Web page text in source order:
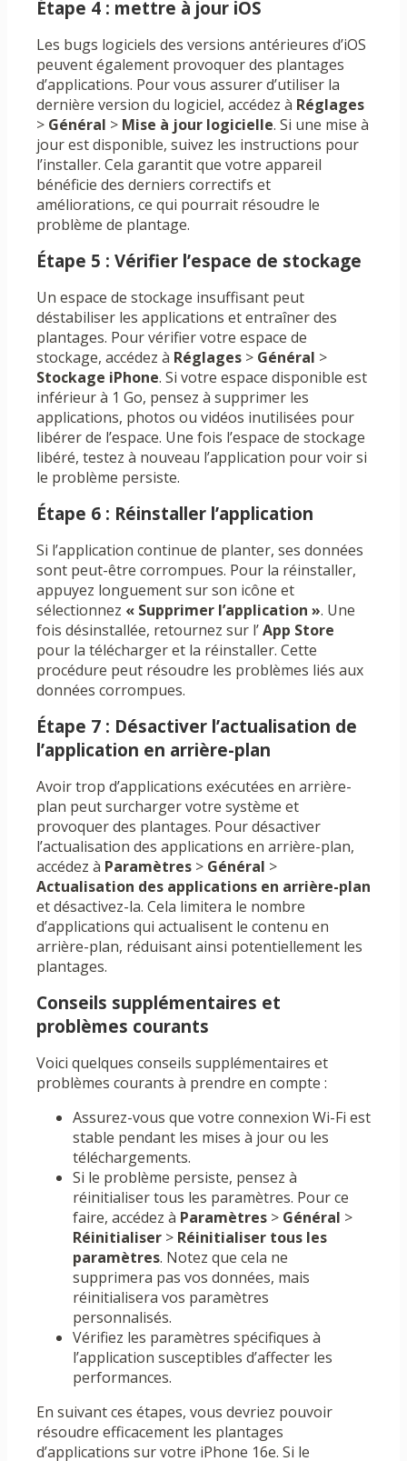
Étape 4 : mettre à jour iOS
Les bugs logiciels des versions antérieures d’iOS
peuvent également provoquer des plantages
d’applications. Pour vous assurer d’utiliser la
dernière version du logiciel, accédez à Réglages
> Général > Mise à jour logicielle. Si une mise à
jour est disponible, suivez les instructions pour
l’installer. Cela garantit que votre appareil
bénéficie des derniers correctifs et
améliorations, ce qui pourrait résoudre le
problème de plantage.
Étape 5 : Vérifier l’espace de stockage
Un espace de stockage insuffisant peut
déstabiliser les applications et entraîner des
plantages. Pour vérifier votre espace de
stockage, accédez à Réglages > Général >
Stockage iPhone. Si votre espace disponible est
inférieur à 1 Go, pensez à supprimer les
applications, photos ou vidéos inutilisées pour
libérer de l’espace. Une fois l’espace de stockage
libéré, testez à nouveau l’application pour voir si
le problème persiste.
Étape 6 : Réinstaller l’application
Si l’application continue de planter, ses données
sont peut-être corrompues. Pour la réinstaller,
appuyez longuement sur son icône et
sélectionnez « Supprimer l’application ». Une
fois désinstallée, retournez sur l’App Store
pour la télécharger et la réinstaller. Cette
procédure peut résoudre les problèmes liés aux
données corrompues.
Étape 7 : Désactiver l’actualisation de
l’application en arrière-plan
Avoir trop d’applications exécutées en arrière-
plan peut surcharger votre système et
provoquer des plantages. Pour désactiver
l’actualisation des applications en arrière-plan,
accédez à Paramètres > Général >
Actualisation des applications en arrière-plan
et désactivez-la. Cela limitera le nombre
d’applications qui actualisent le contenu en
arrière-plan, réduisant ainsi potentiellement les
plantages.
Conseils supplémentaires et
problèmes courants
Voici quelques conseils supplémentaires et
problèmes courants à prendre en compte :
Assurez-vous que votre connexion Wi-Fi est
stable pendant les mises à jour ou les
téléchargements.
Si le problème persiste, pensez à
réinitialiser tous les paramètres. Pour ce
faire, accédez à Paramètres > Général >
Réinitialiser > Réinitialiser tous les
paramètres. Notez que cela ne
supprimera pas vos données, mais
réinitialisera vos paramètres
personnalisés.
Vérifiez les paramètres spécifiques à
l’application susceptibles d’affecter les
performances.
En suivant ces étapes, vous devriez pouvoir
résoudre efficacement les plantages
d’applications sur votre iPhone 16e. Si le